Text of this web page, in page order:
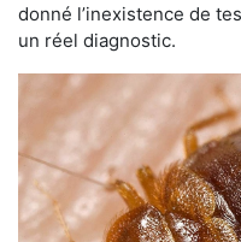
donné l’inexistence de
un réel diagnostic.